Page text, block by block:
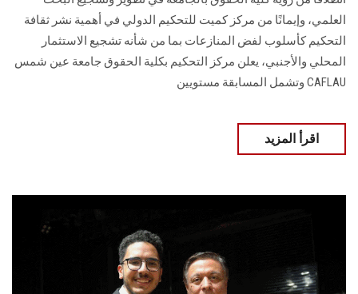
العلمي، وإيمانًا من مركز كميت للتحكيم الدولي في أهمية نشر ثقافة
التحكيم كأسلوب لفض المنازعات بما من شأنه تشجيع الاستثمار
المحلي والأجنبي، يعلن مركز التحكيم بكلية الحقوق جامعة عين شمس
CAFLAU وتشمل المسابقة مستويين
اقرأ المزيد